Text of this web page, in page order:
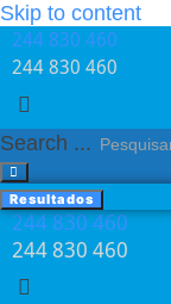
Skip to content
244 830 460​
244 830 460​
Search ...
Resultados
244 830 460​
244 830 460​